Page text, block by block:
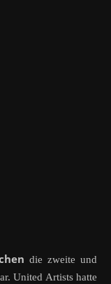
die zweite und
United Artists hatte